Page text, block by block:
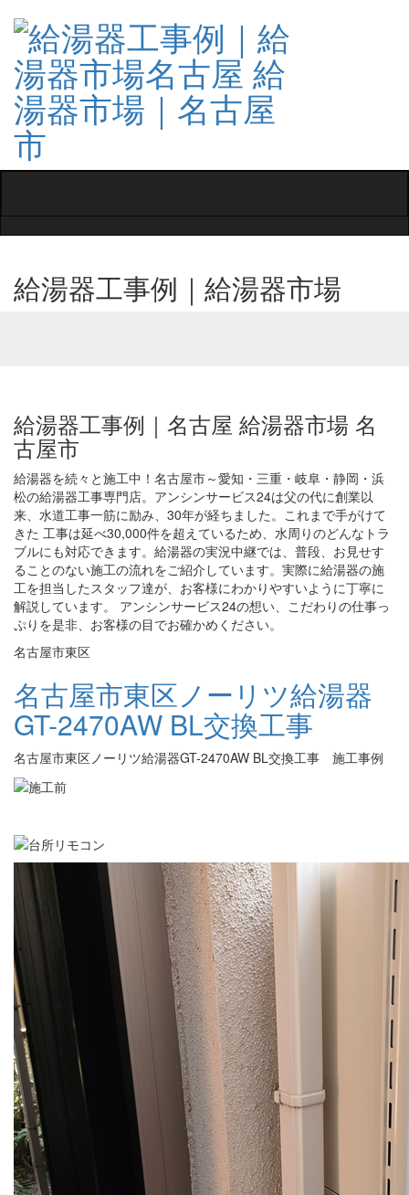
給湯器工事例｜給湯器市場
給湯器工事例｜名古屋 給湯器市場 名
古屋市
給湯器を続々と施工中！名古屋市～愛知・三重・岐阜・静岡・浜
松の給湯器工事専門店。アンシンサービス24は父の代に創業以
来、水道工事一筋に励み、30年が経ちました。これまで手がけて
きた 工事は延べ30,000件を超えているため、水周りのどんなトラ
ブルにも対応できます。給湯器の実況中継では、普段、お見せす
ることのない施工の流れをご紹介しています。実際に給湯器の施
工を担当したスタッフ達が、お客様にわかりやすいように丁寧に
解説しています。 アンシンサービス24の想い、こだわりの仕事っ
ぷりを是非、お客様の目でお確かめください。
名古屋市東区
名古屋市東区ノーリツ給湯器
GT-2470AW BL交換工事
名古屋市東区ノーリツ給湯器GT-2470AW BL交換工事 施工事例